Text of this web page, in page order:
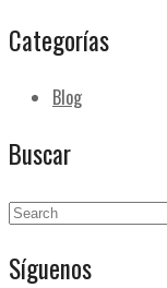
Categorías
Blog
Buscar
Síguenos